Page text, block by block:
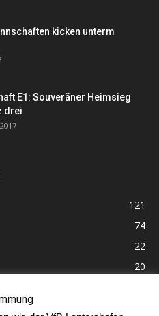
kicken unterm
E1: Souveräner Heimsieg
drei
121
74
22
20